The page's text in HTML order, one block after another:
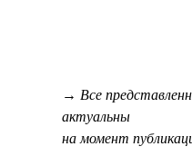
→ Все
актуальны
на момент